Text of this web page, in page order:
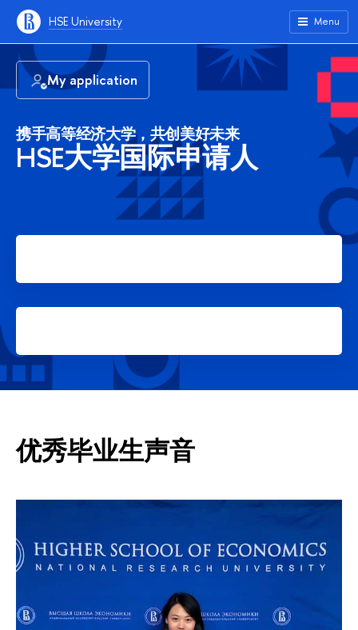
HSE University Menu
My application
携手高等经济大学，共创美好未来
HSE大学国际申请人
优秀毕业生声音